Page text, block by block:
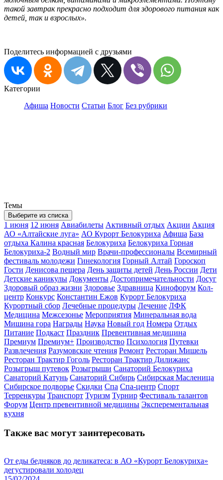
такой завтрак прекрасно подходит для здорового питания как
детей, так и взрослых».
Поделитесь информацией с друзьями
Категории
Афиша Новости Статьи Блог Без рубрики
Темы
Выберите из списка
1 июня 12 июня Авиабилеты Активный отдых Акции Акция
АО «Алтайские луга» АО Курорт Белокуриха Афиша База
отдыха Калина красная Белокуриха Белокуриха Горная
Белокуриха-2 Водный мир Врачи-профессионалы Всемирный
фестиваль молодежи Гинекология Горный Алтай Гороскоп
Гости Денисова пещера День защиты детей День России Дети
Детские каникулы Документы Достопримечательности Досуг
Здоровый образ жизни Здоровье Здравница Кинофорум Кол-
центр Конкурс Константин Ежов Курорт Белокуриха
Курортный сбор Лечебные процедуры Лечение ЛФК
Медицина Межсезонье Мероприятия Минеральная вода
Мишина гора Награды Наука Новый год Номера Отдых
Питание Подкаст Праздник Превентивная медицина
Премиум Премиум+ Производство Психология Путевки
Развлечения Разумовские чтения Ремонт Ресторан Мишель
Ресторан Трактир Гоголь Ресторан Трактир Дилижанс
Розыгрыш путевок Розыгрыши Санаторий Белокуриха
Санаторий Катунь Санаторий Сибирь Сибирская Масленица
Сибирское подворье Скидки Спа Спа-центр Спорт
Терренкуры Транспорт Туризм Турнир Фестиваль талантов
Форум Центр превентивной медицины Эксперементальная
кухня
Также вас могут заинтересовать
От еды бедняков до деликатеса: в АО «Курорт Белокуриха»
дегустировали холодец